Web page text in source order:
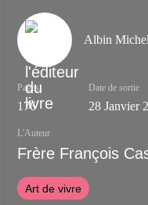
Albin Michel
Pages
176
Date de sortie
28 Janvier
L'Auteur
Frère François
Art de vivre